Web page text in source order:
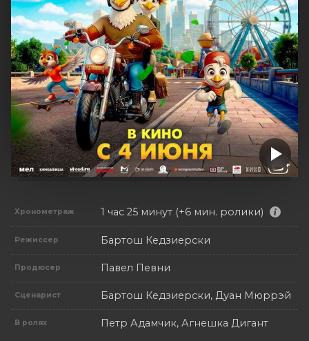
Хронометраж 1 час 25 минут (+6 мин. ролики)
Режиссер Бартош Кедзиерски
Продюсер Павел Певни
Сценарист Бартош Кедзиерски, Дуан Мюррэй
В ролях Петр Адамчик, Агнешка Дигант